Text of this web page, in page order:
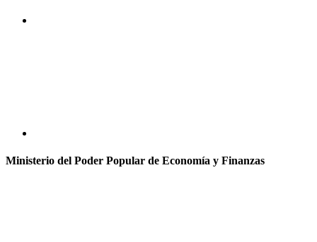
Ministerio del Poder Popular de Economía y Finanzas